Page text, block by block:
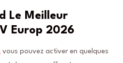
Le Meilleur
Europ 2026
vous pouvez activer en quelques